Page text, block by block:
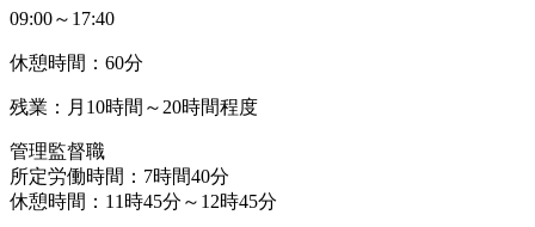
09:00～17:40
休憩時間：60分
残業：月10時間～20時間程度
管理監督職
所定労働時間：7時間40分
休憩時間：11時45分～12時45分